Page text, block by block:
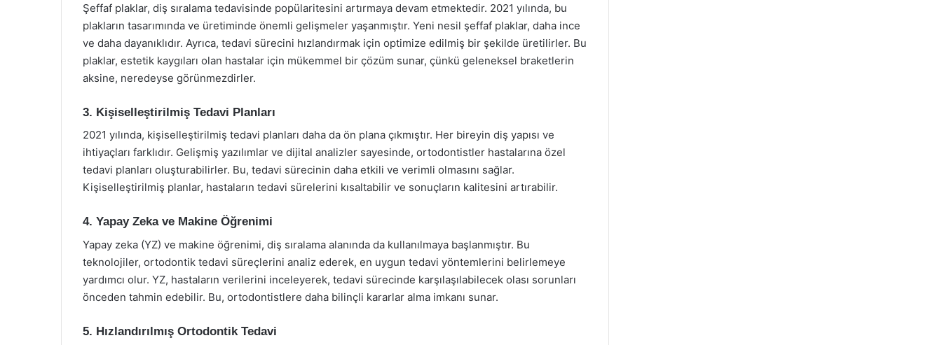
Şeffaf plaklar, diş sıralama tedavisinde popülaritesini artırmaya devam etmektedir. 2021 yılında, bu
plakların tasarımında ve üretiminde önemli gelişmeler yaşanmıştır. Yeni nesil şeffaf plaklar, daha ince
ve daha dayanıklıdır. Ayrıca, tedavi sürecini hızlandırmak için optimize edilmiş bir şekilde üretilirler. Bu
plaklar, estetik kaygıları olan hastalar için mükemmel bir çözüm sunar, çünkü geleneksel braketlerin
aksine, neredeyse görünmezdirler.
3. Kişiselleştirilmiş Tedavi Planları
2021 yılında, kişiselleştirilmiş tedavi planları daha da ön plana çıkmıştır. Her bireyin diş yapısı ve
ihtiyaçları farklıdır. Gelişmiş yazılımlar ve dijital analizler sayesinde, ortodontistler hastalarına özel
tedavi planları oluşturabilirler. Bu, tedavi sürecinin daha etkili ve verimli olmasını sağlar.
Kişiselleştirilmiş planlar, hastaların tedavi sürelerini kısaltabilir ve sonuçların kalitesini artırabilir.
4. Yapay Zeka ve Makine Öğrenimi
Yapay zeka (YZ) ve makine öğrenimi, diş sıralama alanında da kullanılmaya başlanmıştır. Bu
teknolojiler, ortodontik tedavi süreçlerini analiz ederek, en uygun tedavi yöntemlerini belirlemeye
yardımcı olur. YZ, hastaların verilerini inceleyerek, tedavi sürecinde karşılaşılabilecek olası sorunları
önceden tahmin edebilir. Bu, ortodontistlere daha bilinçli kararlar alma imkanı sunar.
5. Hızlandırılmış Ortodontik Tedavi